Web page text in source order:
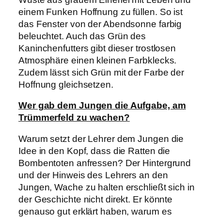
einem Funken Hoffnung zu füllen. So ist
das Fenster von der Abendsonne farbig
beleuchtet. Auch das Grün des
Kaninchenfutters gibt dieser trostlosen
Atmosphäre einen kleinen Farbklecks.
Zudem lässt sich Grün mit der Farbe der
Hoffnung gleichsetzen.
Wer gab dem Jungen die Aufgabe, am
Trümmerfeld zu wachen?
Warum setzt der Lehrer dem Jungen die
Idee in den Kopf, dass die Ratten die
Bombentoten anfressen? Der Hintergrund
und der Hinweis des Lehrers an den
Jungen, Wache zu halten erschließt sich in
der Geschichte nicht direkt. Er könnte
genauso gut erklärt haben, warum es